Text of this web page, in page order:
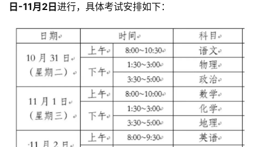
日-11月2日 进行，具体考试安排如下：